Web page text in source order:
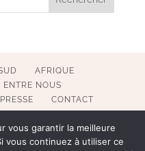
AFRIQUE
ENTRE NOUS
CONTACT
vous garantir la meilleure
vous continuez à utiliser ce